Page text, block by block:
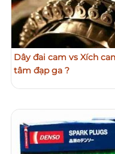
Dây đai cam vs Xích
tâm đạp ga ?